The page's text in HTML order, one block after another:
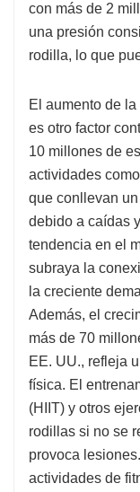
con más de 2
una presión
rodilla, lo que
El aumento de
es otro factor
10 millones de
actividades
que conllevan
debido a caídas
tendencia en el
subraya la
la creciente
Además, el
más de 70
EE. UU., refleja
física. El
(HIIT) y otros
rodillas si no se
provoca
actividades de